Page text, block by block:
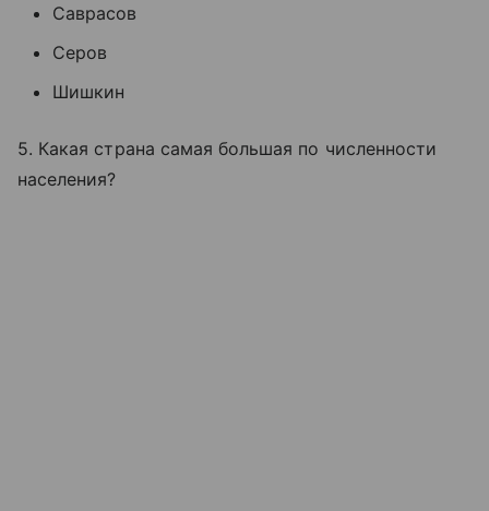
Саврасов
Серов
Шишкин
5. Какая страна самая большая по численности
населения?